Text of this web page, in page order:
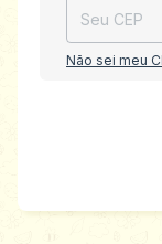
Não sei meu